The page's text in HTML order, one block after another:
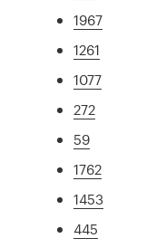
1967
1261
1077
272
59
1762
1453
445